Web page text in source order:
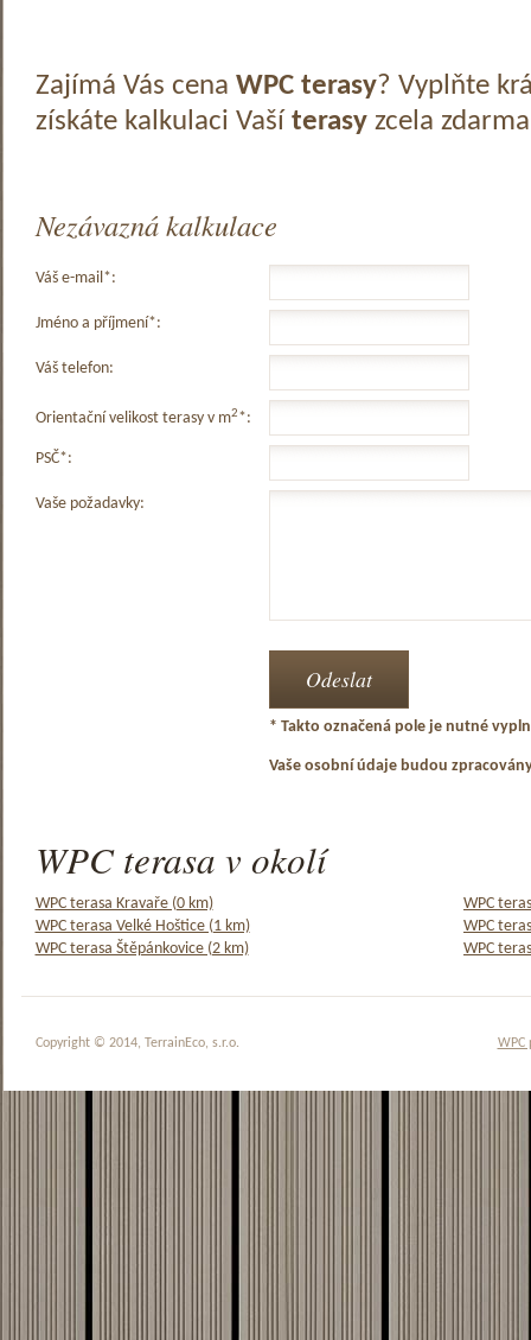
Zajímá Vás cena WPC terasy? Vyplňte
získáte kalkulaci Vaší terasyzcela
Nezávazná kalkulace
Váš e-mail*:
Jméno a příjmení*:
Váš telefon:
Orientační velikost terasy v m2*:
PSČ*:
Vaše požadavky:
* Takto označená pole je nutné
Vaše osobní údaje budou
WPC terasa v okolí
WPC terasa Kravaře (0 km)
WPC
WPC terasa Velké Hoštice (1 km)
WPC
WPC terasa Štěpánkovice (2 km)
WPC
WPC
Copyright © 2014, TerrainEco, s.r.o.